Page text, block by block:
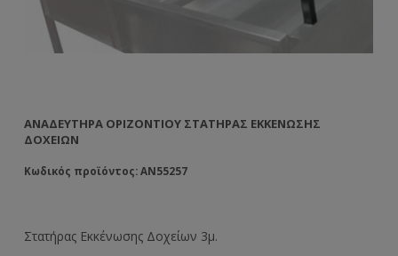
ΑΝΑΔΕΥΤΗΡΑ ΟΡΙΖΟΝΤΙΟΥ ΣΤΑΤΉΡΑΣ ΕΚΚΈΝΩΣΗΣ
ΔΟΧΕΊΩΝ
Κωδικός προϊόντος: AN55257
Στατήρας Εκκένωσης Δοχείων 3μ.